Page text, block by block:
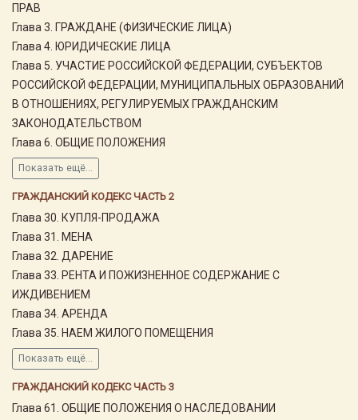
ПРАВ
Глава 3. ГРАЖДАНЕ (ФИЗИЧЕСКИЕ ЛИЦА)
Глава 4. ЮРИДИЧЕСКИЕ ЛИЦА
Глава 5. УЧАСТИЕ РОССИЙСКОЙ ФЕДЕРАЦИИ, СУБЪЕКТОВ
РОССИЙСКОЙ ФЕДЕРАЦИИ, МУНИЦИПАЛЬНЫХ ОБРАЗОВАНИЙ
В ОТНОШЕНИЯХ, РЕГУЛИРУЕМЫХ ГРАЖДАНСКИМ
ЗАКОНОДАТЕЛЬСТВОМ
Глава 6. ОБЩИЕ ПОЛОЖЕНИЯ
Показать ещё...
ГРАЖДАНСКИЙ КОДЕКС ЧАСТЬ 2
Глава 30. КУПЛЯ-ПРОДАЖА
Глава 31. МЕНА
Глава 32. ДАРЕНИЕ
Глава 33. РЕНТА И ПОЖИЗНЕННОЕ СОДЕРЖАНИЕ С
ИЖДИВЕНИЕМ
Глава 34. АРЕНДА
Глава 35. НАЕМ ЖИЛОГО ПОМЕЩЕНИЯ
Показать ещё...
ГРАЖДАНСКИЙ КОДЕКС ЧАСТЬ 3
Глава 61. ОБЩИЕ ПОЛОЖЕНИЯ О НАСЛЕДОВАНИИ